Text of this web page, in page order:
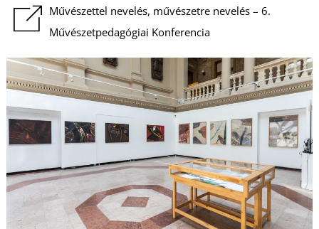
Művészettel nevelés, művészetre nevelés – 6.
Művészetpedagógiai Konferencia